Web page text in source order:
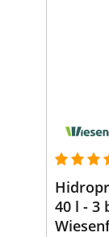
40 l - 3